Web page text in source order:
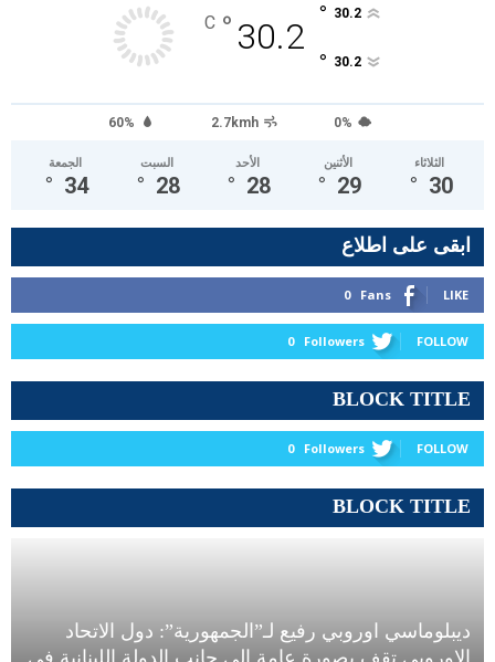
30.2
°
C 30.2
°
30.2
°
60% 2.7kmh 0%
الجمعة
34
°
السبت
28
°
الأحد
28
°
الأثنين
29
°
الثلاثاء
30
°
ابقى على اطلاع
0 Fans LIKE
0 Followers FOLLOW
BLOCK TITLE
0 Followers FOLLOW
BLOCK TITLE
ديبلوماسي اوروبي رفيع لـ”الجمهورية”: دول الاتحاد
الاوروبي تقف بصورة عامة إلى جانب الدولة اللبنانية في